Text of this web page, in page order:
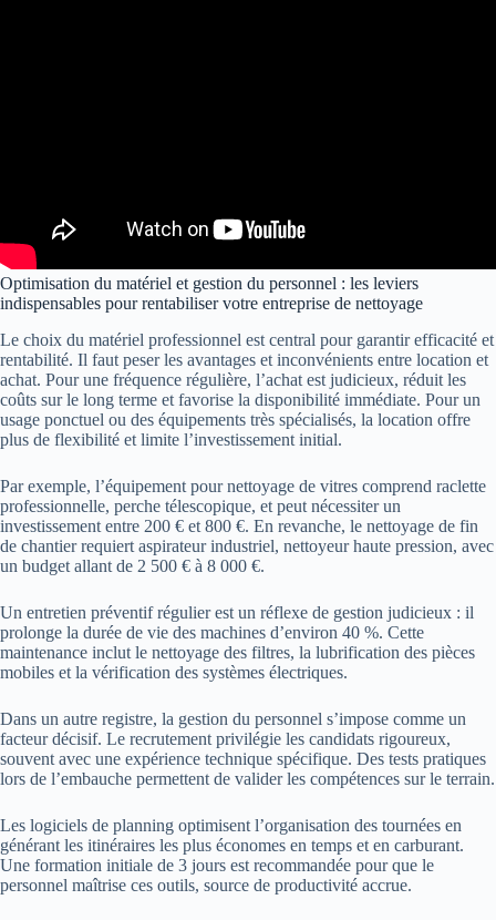
Optimisation du matériel et gestion du personnel : les leviers
indispensables pour rentabiliser votre entreprise de nettoyage
Le choix du matériel professionnel est central pour garantir efficacité et
rentabilité. Il faut peser les avantages et inconvénients entre location et
achat. Pour une fréquence régulière, l’achat est judicieux, réduit les
coûts sur le long terme et favorise la disponibilité immédiate. Pour un
usage ponctuel ou des équipements très spécialisés, la location offre
plus de flexibilité et limite l’investissement initial.
Par exemple, l’équipement pour nettoyage de vitres comprend raclette
professionnelle, perche télescopique, et peut nécessiter un
investissement entre 200 € et 800 €. En revanche, le nettoyage de fin
de chantier requiert aspirateur industriel, nettoyeur haute pression, avec
un budget allant de 2 500 € à 8 000 €.
Un entretien préventif régulier est un réflexe de gestion judicieux : il
prolonge la durée de vie des machines d’environ 40 %. Cette
maintenance inclut le nettoyage des filtres, la lubrification des pièces
mobiles et la vérification des systèmes électriques.
Dans un autre registre, la gestion du personnel s’impose comme un
facteur décisif. Le recrutement privilégie les candidats rigoureux,
souvent avec une expérience technique spécifique. Des tests pratiques
lors de l’embauche permettent de valider les compétences sur le terrain.
Les logiciels de planning optimisent l’organisation des tournées en
générant les itinéraires les plus économes en temps et en carburant.
Une formation initiale de 3 jours est recommandée pour que le
personnel maîtrise ces outils, source de productivité accrue.